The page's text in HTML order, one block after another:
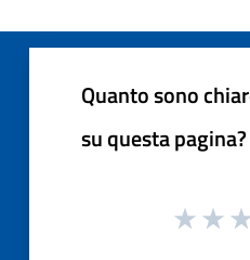
Quanto sono
su questa pagina?